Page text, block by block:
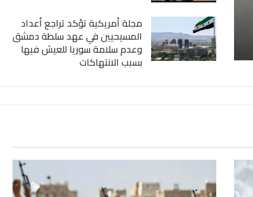
مجلة أمريكية تؤكد تراجع أعداد
المسيحيين في عهد سلطة دمشق
وعدم سلامة سوريا للعيش فيها
بسبب الانتهاكات